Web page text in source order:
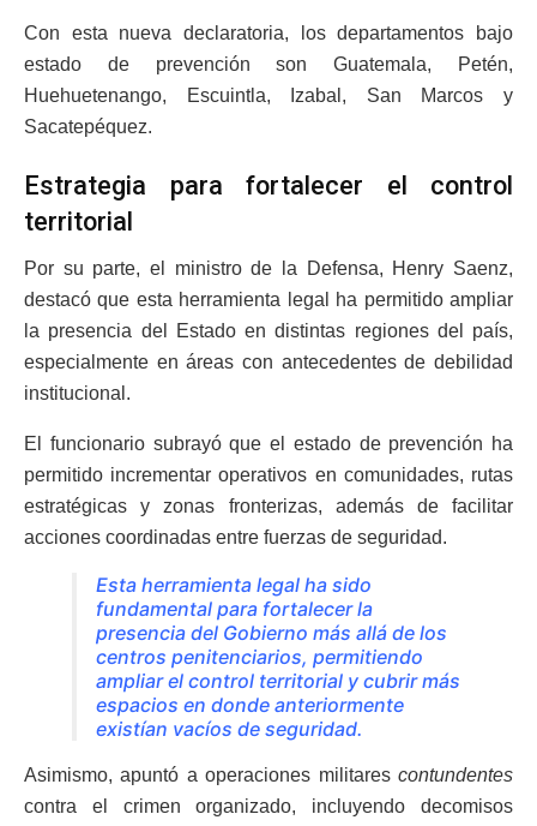
Con esta nueva declaratoria, los departamentos bajo
estado de prevención son Guatemala, Petén,
Huehuetenango, Escuintla, Izabal, San Marcos y
Sacatepéquez.
Estrategia para fortalecer el control
territorial
Por su parte, el ministro de la Defensa, Henry Saenz,
destacó que esta herramienta legal ha permitido ampliar
la presencia del Estado en distintas regiones del país,
especialmente en áreas con antecedentes de debilidad
institucional.
El funcionario subrayó que el estado de prevención ha
permitido incrementar operativos en comunidades, rutas
estratégicas y zonas fronterizas, además de facilitar
acciones coordinadas entre fuerzas de seguridad.
Esta herramienta legal ha sido
fundamental para fortalecer la
presencia del Gobierno más allá de los
centros penitenciarios, permitiendo
ampliar el control territorial y cubrir más
espacios en donde anteriormente
existían vacíos de seguridad.
Asimismo, apuntó a operaciones militares contundentes
contra el crimen organizado, incluyendo decomisos